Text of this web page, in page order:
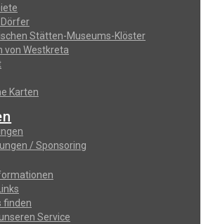
Stätten-Museums-Klöster
von Westkreta
Karten
/ Sponsoring
finden
Service